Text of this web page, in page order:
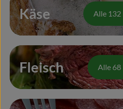
Naturkost
Wein
Getränke
Kosmetik & Drogerie
Käse Alle 132
Fleisch Alle 68